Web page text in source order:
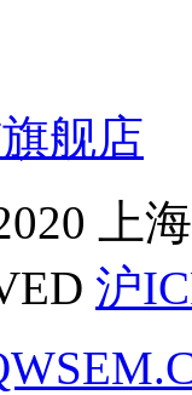
舰店
上
沪